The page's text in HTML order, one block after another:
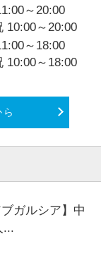
～20:00
10:00～20:00
～18:00
10:00～18:00
ガルシア】中
...